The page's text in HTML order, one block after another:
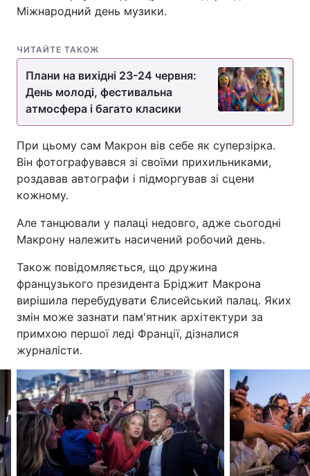
Міжнародний день музики.
ЧИТАЙТЕ ТАКОЖ
Плани на вихідні 23-24 червня:
День молоді, фестивальна
атмосфера і багато класики
При цьому сам Макрон вів себе як суперзірка.
Він фотографувався зі своїми прихильниками,
роздавав автографи і підморгував зі сцени
кожному.
Але танцювали у палаці недовго, адже сьогодні
Макрону належить насичений робочий день.
Також повідомляється, що дружина
французького президента Бріджит Макрона
вирішила перебудувати Єлисейський палац. Яких
змін може зазнати пам'ятник архітектури за
примхою першої леді Франції, дізналися
журналісти.